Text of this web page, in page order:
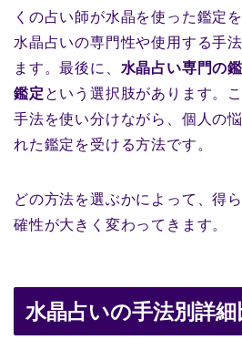
くの占い師が水晶を使った鑑定
水晶占いの専門性や使用する手
ます。最後に、 水晶占い専門の
鑑定 という選択肢があります。
手法を使い分けながら、個人の
れた鑑定を受ける方法です。
どの方法を選ぶかによって、得
確性が大きく変わってきます。
水晶占いの手法別詳細